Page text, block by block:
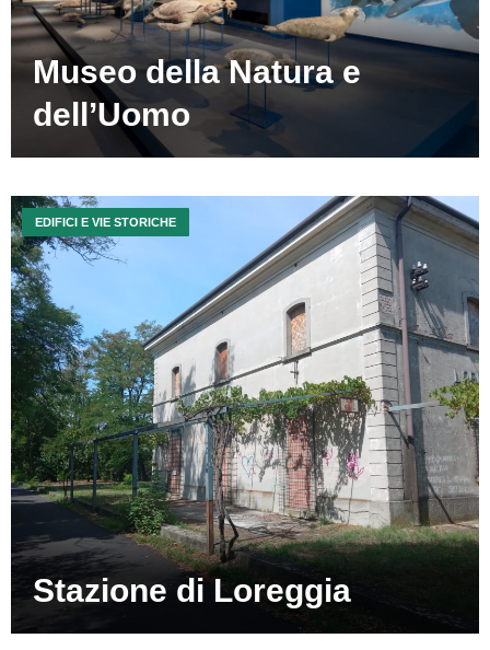
Museo della Natura e
dell’Uomo
Stazione di Loreggia
EDIFICI E VIE STORICHE